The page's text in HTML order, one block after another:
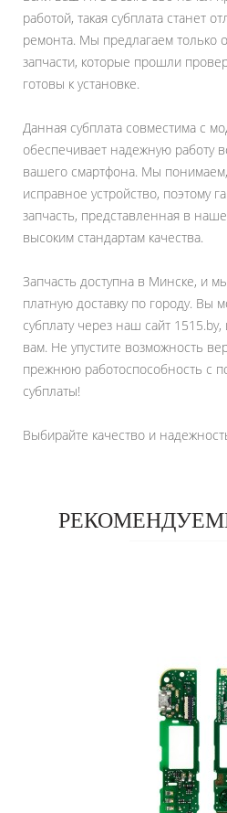
работой, такая субплата станет
ремонта. Мы предлагаем только
запчасти, которые прошли
готовы к установке.
Данная субплата совместима с
обеспечивает надежную работу
вашего смартфона. Мы
исправное устройство, поэтому
запчасть, представленная в
высоким стандартам качества.
Запчасть доступна в Минске, и
платную доставку по городу. Вы
субплату через наш сайт
вам. Не упустите возможность
прежнюю работоспособность с
субплаты!
Выбирайте качество и